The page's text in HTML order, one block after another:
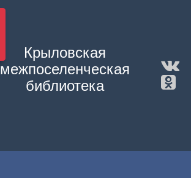
Крыловская
межпоселенческая
библиотека